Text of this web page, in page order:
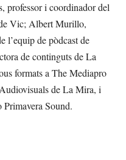
professor i coordinador del
Vic; Albert Murillo,
l’equip de pòdcast de
de continguts de La
formats a The Mediapro
de La Mira, i
Sound.